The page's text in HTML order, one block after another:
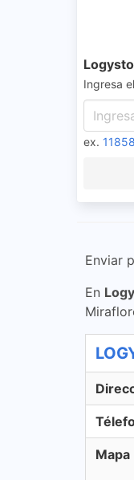
Ingresa
ex.
Enviar
En
Mapa